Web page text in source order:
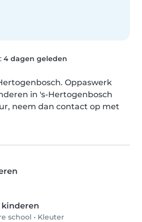
4 dagen geleden
Oppaswerk
in 's-Hertogenbosch
neem dan contact op met
school • Kleuter